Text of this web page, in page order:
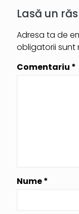
Lasă un
Adresa ta de
obligatorii sunt
Comentariu *
Nume*